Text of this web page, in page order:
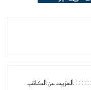
المزيد عن الكاتب